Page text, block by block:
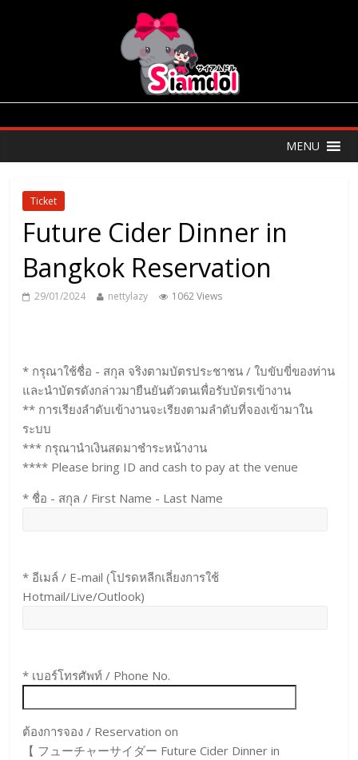
MENU
Ticket
Future Cider Dinner in
Bangkok Reservation
29/01/2024 nettylazy 1062 Views
* กรุณาใช้ชื่อ - สกุล จริงตามบัตรประชาชน / ใบขับขี่ของท่าน
และนำบัตรดังกล่าวมายืนยันตัวตนเพื่อรับบัตรเข้างาน
** การเรียงลำดับเข้างานจะเรียงตามลำดับที่จองเข้ามาใน
ระบบ
*** กรุณานำเงินสดมาชำระหน้างาน
**** Please bring ID and cash to pay at the venue
* ชื่อ - สกุล / First Name - Last Name
* อีเมล์ / E-mail (โปรดหลีกเลี่ยงการใช้
Hotmail/Live/Outlook)
* เบอร์โทรศัพท์ / Phone No.
ต้องการจอง / Reservation on
【 フューチャーサイダー Future Cider Dinner in